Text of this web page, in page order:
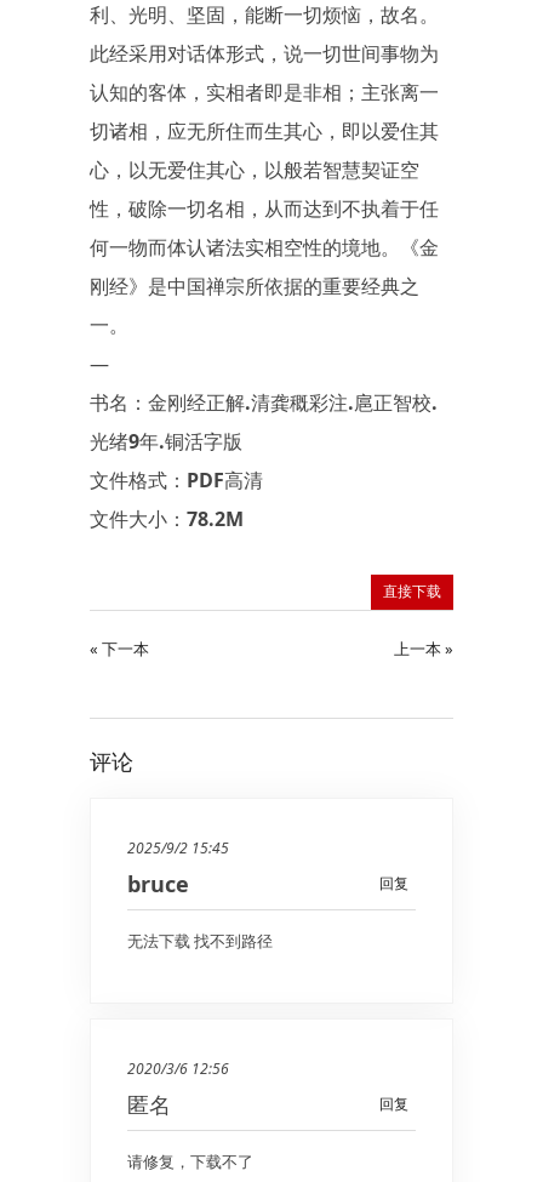
利、光明、坚固，能断一切烦恼，故名。
此经采用对话体形式，说一切世间事物为
认知的客体，实相者即是非相；主张离一
切诸相，应无所住而生其心，即以爱住其
心，以无爱住其心，以般若智慧契证空
性，破除一切名相，从而达到不执着于任
何一物而体认诸法实相空性的境地。《金
刚经》是中国禅宗所依据的重要经典之
一。
—
书名：金刚经正解.清龚穊彩注.扈正智校.
光绪9年.铜活字版
文件格式：PDF高清
文件大小：78.2M
直接下载
« 下一本 上一本 »
评论
2025/9/2 15:45
回复
bruce
无法下载 找不到路径
2020/3/6 12:56
回复
匿名
请修复，下载不了